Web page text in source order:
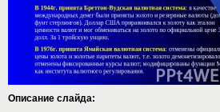
Описание слайда: